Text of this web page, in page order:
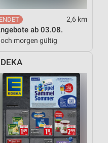
2,6 km
ab 03.08.
morgen gültig